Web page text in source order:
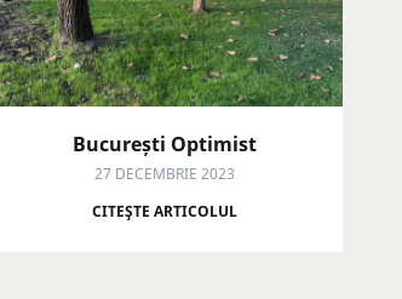
București Optimist
27 DECEMBRIE 2023
CITEŞTE ARTICOLUL